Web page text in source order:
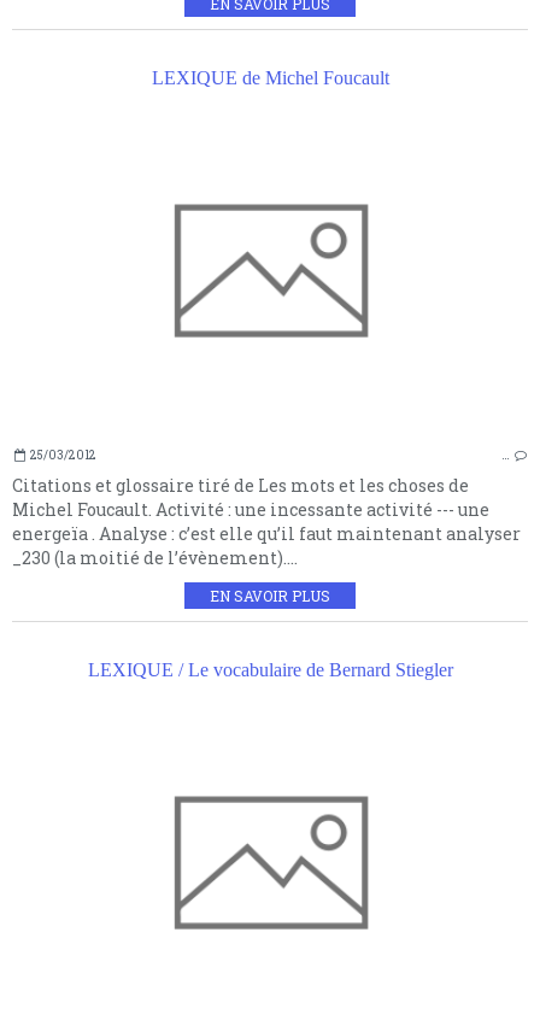
LEXIQUE de Michel Foucault
25/03/2012 …
Citations et glossaire tiré de Les mots et les choses de
Michel Foucault. Activité : une incessante activité --- une
energeïa . Analyse : c’est elle qu’il faut maintenant analyser
_230 (la moitié de l’évènement)....
EN SAVOIR PLUS
LEXIQUE / Le vocabulaire de Bernard Stiegler